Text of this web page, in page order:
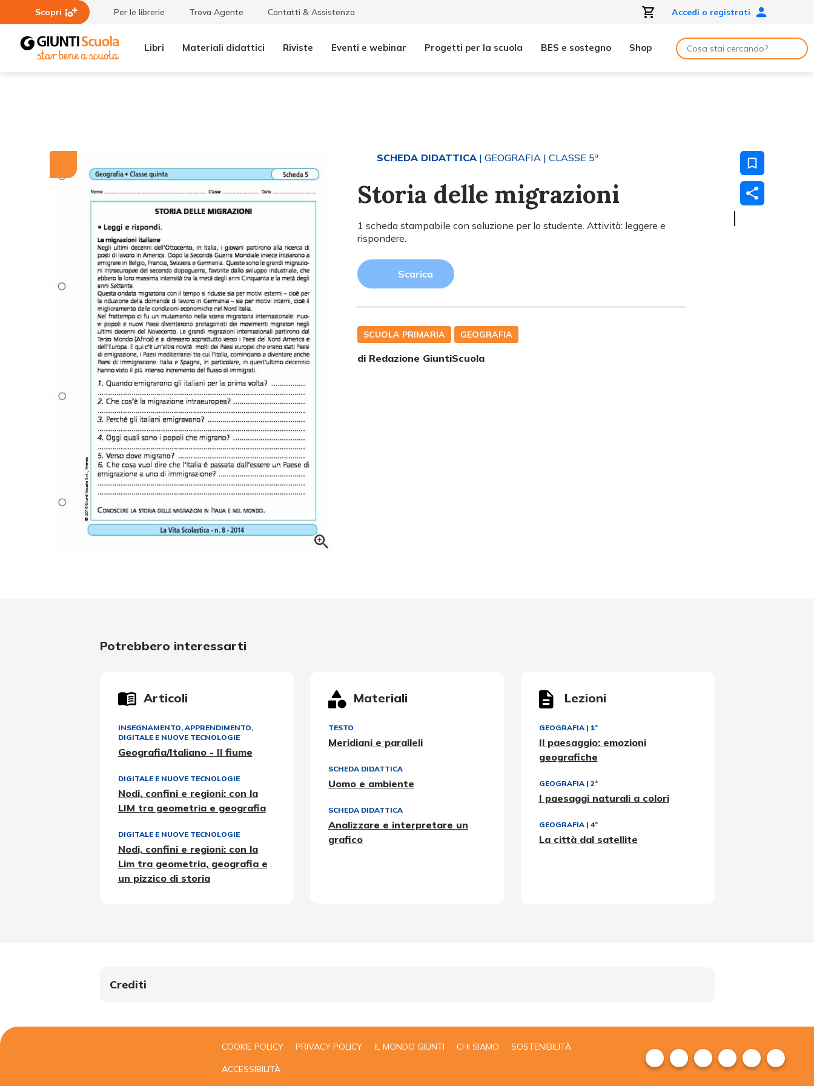
Scopri Per le librerie Trova Agente Contatti & Assistenza Accedi o registrati
Libri Materiali didattici Riviste Eventi e webinar Progetti per la scuola BES e sostegno Shop
SCHEDA DIDATTICA| GEOGRAFIA | CLASSE 5ª
Storia delle migrazioni
1 scheda stampabile con soluzione per lo studente. Attività: leggere e
rispondere.
Scarica
SCUOLA PRIMARIA GEOGRAFIA
di Redazione GiuntiScuola
Potrebbero interessarti
Articoli
INSEGNAMENTO, APPRENDIMENTO,
DIGITALE E NUOVE TECNOLOGIE
Geografia/Italiano - Il fiume
DIGITALE E NUOVE TECNOLOGIE
Nodi, confini e regioni: con la
LIM tra geometria e geografia
DIGITALE E NUOVE TECNOLOGIE
Nodi, confini e regioni: con la
Lim tra geometria, geografia e
un pizzico di storia
Materiali
TESTO
Meridiani e paralleli
SCHEDA DIDATTICA
Uomo e ambiente
SCHEDA DIDATTICA
Analizzare e interpretare un
grafico
Lezioni
GEOGRAFIA| 1ª
Il paesaggio: emozioni
geografiche
GEOGRAFIA| 2ª
I paesaggi naturali a colori
GEOGRAFIA| 4ª
La città dal satellite
Crediti
COOKIE POLICY PRIVACY POLICY IL MONDO GIUNTI CHI SIAMO SOSTENIBILITÀ
ACCESSIBILITÀ